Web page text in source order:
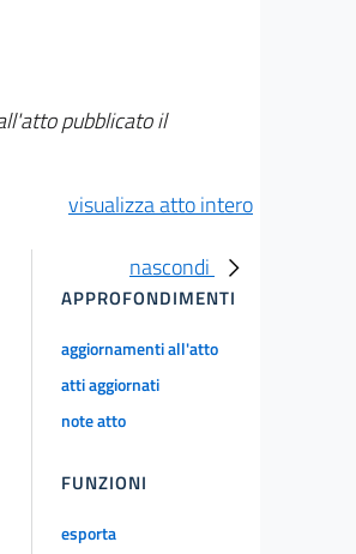
pubblicato il
visualizza atto intero
nascondi
APPROFONDIMENTI
aggiornamenti all'atto
atti aggiornati
note atto
FUNZIONI
esporta